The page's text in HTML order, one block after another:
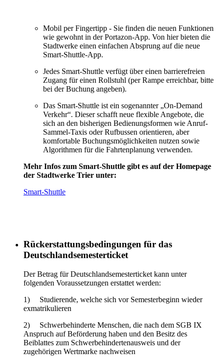
Mobil per Fingertipp - Sie finden die neuen Funktionen
wie gewohnt in der Portazon-App. Von hier bieten die
Stadtwerke einen einfachen Absprung auf die neue
Smart-Shuttle-App.
Jedes Smart-Shuttle verfügt über einen barrierefreien
Zugang für einen Rollstuhl (per Rampe erreichbar, bitte
bei der Buchung angeben).
Das Smart-Shuttle ist ein sogenannter „On-Demand
Verkehr“. Dieser schafft neue flexible Angebote, die
sich an den bisherigen Bedienungsformen wie Anruf-
Sammel-Taxis oder Rufbussen orientieren, aber
komfortable Buchungsmöglichkeiten nutzen sowie
Algorithmen für die Fahrtenplanung verwenden.
Mehr Infos zum Smart-Shuttle gibt es auf der Homepage
der Stadtwerke Trier unter:
Smart-Shuttle
Rückerstattungsbedingungen für das
Deutschlandsemesterticket
Der Betrag für Deutschlandsemesterticket kann unter
folgenden Voraussetzungen erstattet werden:
1) Studierende, welche sich vor Semesterbeginn wieder
exmatrikulieren
2) Schwerbehinderte Menschen, die nach dem SGB IX
Anspruch auf Beförderung haben und den Besitz des
Beiblattes zum Schwerbehindertenausweis und der
zugehörigen Wertmarke nachweisen